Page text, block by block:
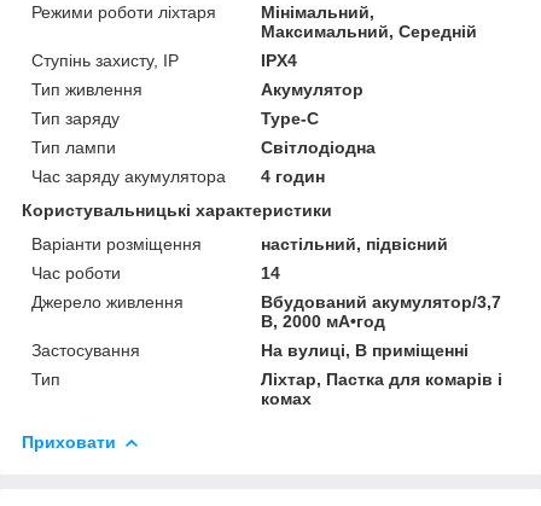
Режими роботи ліхтаря
Мінімальний,
Максимальний, Середній
Ступінь захисту, IP
IPX4
Тип живлення
Акумулятор
Тип заряду
Type-C
Тип лампи
Світлодіодна
Час заряду акумулятора
4 годин
Користувальницькі характеристики
Варіанти розміщення
настільний, підвісний
Час роботи
14
Джерело живлення
Вбудований акумулятор/3,7
В, 2000 мА•год
Застосування
На вулиці, В приміщенні
Тип
Ліхтар, Пастка для комарів і
комах
Приховати